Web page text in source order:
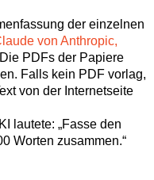
der einzelnen
von Anthropic,
PDFs der Papiere
Falls kein PDF vorlag,
von der Internetseite
lautete: „Fasse den
Worten zusammen.“